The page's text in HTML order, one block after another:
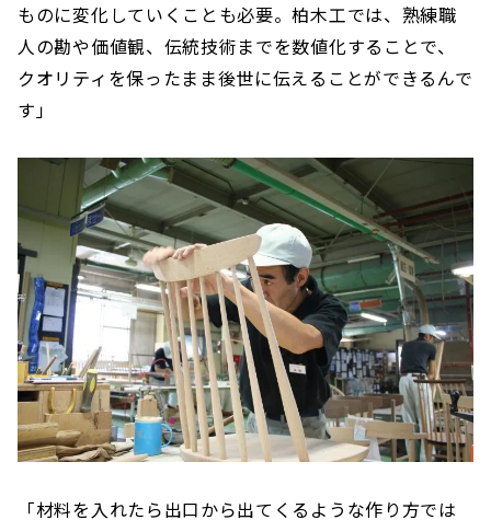
ものに変化していくことも必要。柏木工では、熟練職
人の勘や価値観、伝統技術までを数値化することで、
クオリティを保ったまま後世に伝えることができるんで
す」
「材料を入れたら出口から出てくるような作り方では